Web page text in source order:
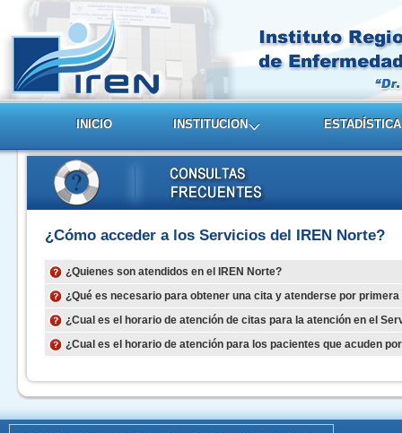
INICIO INSTITUCION ESTADÍSTICA
¿Cómo acceder a los Servicios del IREN Norte?
¿Quienes son atendidos en el IREN Norte?
¿Qué es necesario para obtener una cita y atenderse por primera
¿Cual es el horario de atención de citas para la atención en el
¿Cual es el horario de atención para los pacientes que acuden